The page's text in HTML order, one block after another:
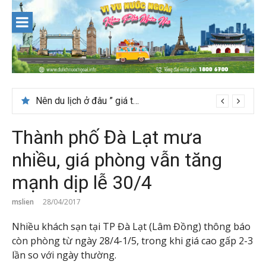
content
Nên du lịch ở đâu ” giá tốt” dịp lễ quốc khánh 2/9
Thành phố Đà Lạt mưa
nhiều, giá phòng vẫn tăng
mạnh dịp lễ 30/4
mslien 28/04/2017
Nhiều khách sạn tại TP Đà Lạt (Lâm Đồng) thông báo
còn phòng từ ngày 28/4-1/5, trong khi giá cao gấp 2-3
lần so với ngày thường.